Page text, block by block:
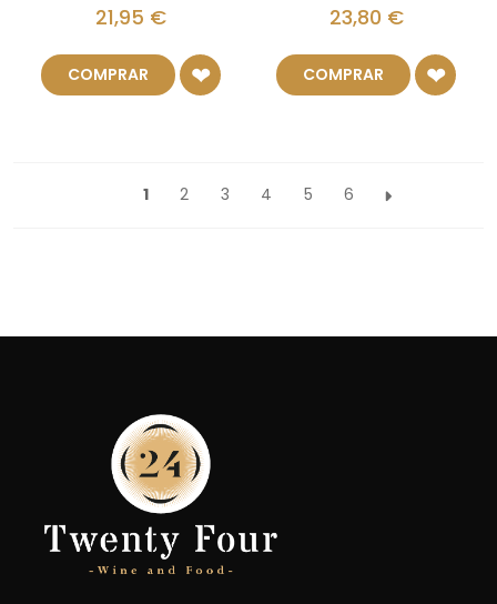
21,95 €
COMPRAR
23,80 €
COMPRAR
1 2 3 4 5 6